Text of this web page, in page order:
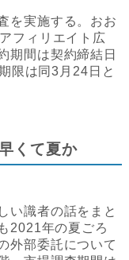
を実施する。おお
フィリエイト広
期間は契約締結日
限は同3月24日と
くて夏か
い識者の話をまと
2021年の夏ごろ
外部委託について